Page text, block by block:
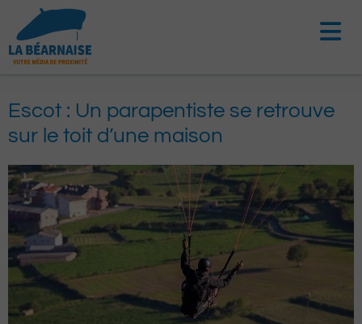
contenu
Escot : Un parapentiste se retrouve
sur le toit d’une maison